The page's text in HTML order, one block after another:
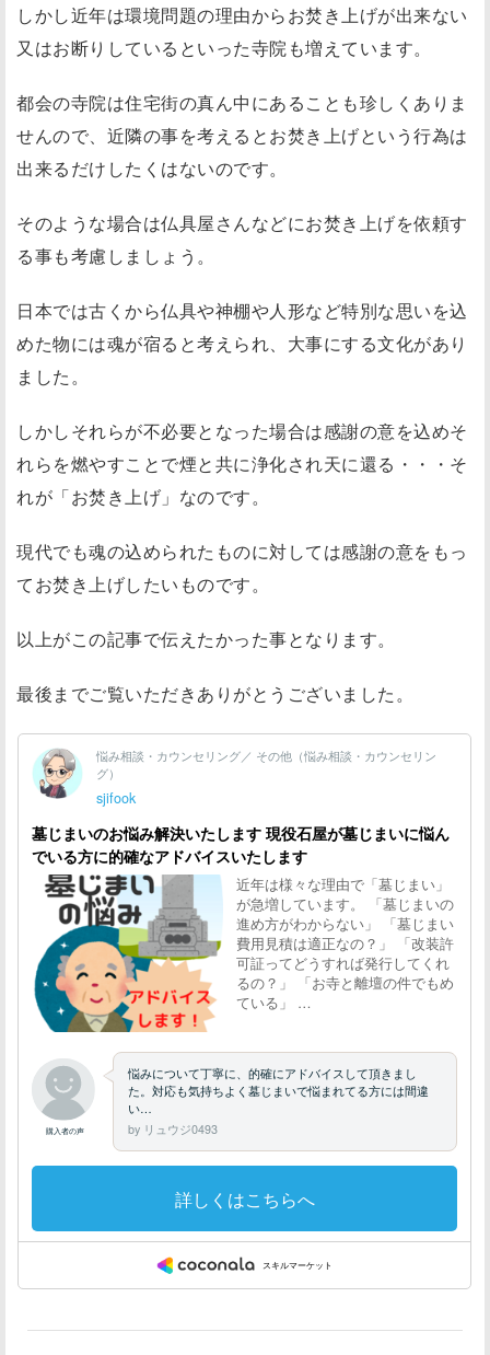
しかし近年は環境問題の理由からお焚き上げが出来ない
又はお断りしているといった寺院も増えています。
都会の寺院は住宅街の真ん中にあることも珍しくありま
せんので、近隣の事を考えるとお焚き上げという行為は
出来るだけしたくはないのです。
そのような場合は仏具屋さんなどにお焚き上げを依頼す
る事も考慮しましょう。
日本では古くから仏具や神棚や人形など特別な思いを込
めた物には魂が宿ると考えられ、大事にする文化があり
ました。
しかしそれらが不必要となった場合は感謝の意を込めそ
れらを燃やすことで煙と共に浄化され天に還る・・・そ
れが「お焚き上げ」なのです。
現代でも魂の込められたものに対しては感謝の意をもっ
てお焚き上げしたいものです。
以上がこの記事で伝えたかった事となります。
最後までご覧いただきありがとうございました。